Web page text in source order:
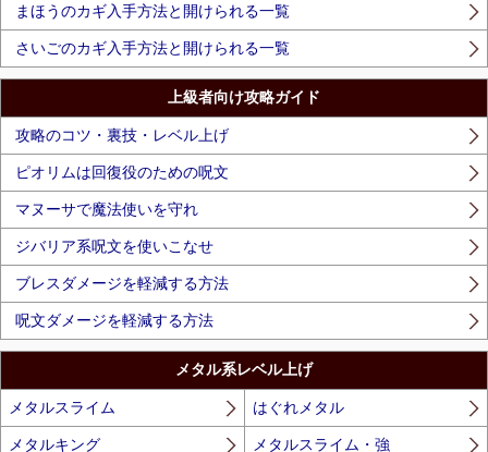
まほうのカギ入手方法と開けられる一覧
さいごのカギ入手方法と開けられる一覧
上級者向け攻略ガイド
攻略のコツ・裏技・レベル上げ
ピオリムは回復役のための呪文
マヌーサで魔法使いを守れ
ジバリア系呪文を使いこなせ
ブレスダメージを軽減する方法
呪文ダメージを軽減する方法
メタル系レベル上げ
メタルスライム はぐれメタル
メタルキング メタルスライム・強